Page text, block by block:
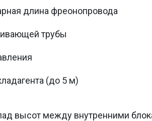
длина фреонопровода
трубы
(до 5 м)
высот между внутренними